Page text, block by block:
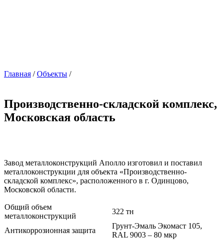
Главная /Объекты /
Производственно-складской комплекс,
Московская область
Завод металлоконструкций Аполло изготовил и поставил
металлоконструкции для объекта «Производственно-
складской комплекс», расположенного в г. Одинцово,
Московской области.
Общий объем
металлоконструкций
322 тн
Антикоррозионная защита
Грунт-Эмаль Экомаст 105,
RAL 9003 – 80 мкр